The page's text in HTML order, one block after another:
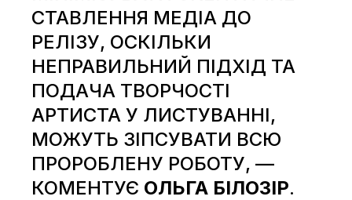
СТАВЛЕННЯ МЕДІА ДО
РЕЛІЗУ, ОСКІЛЬКИ
НЕПРАВИЛЬНИЙ ПІДХІД ТА
ПОДАЧА ТВОРЧОСТІ
АРТИСТА У ЛИСТУВАННІ,
МОЖУТЬ ЗІПСУВАТИ ВСЮ
ПРОРОБЛЕНУ РОБОТУ, —
КОМЕНТУЄ ОЛЬГА БІЛОЗІР.